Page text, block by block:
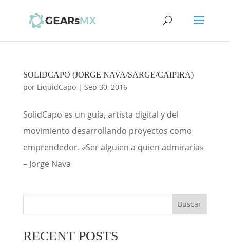
SOLIDCAPO (JORGE NAVA/SARGE/CAIPIRA)
por LiquidCapo| Sep 30, 2016
SolidCapo es un guía, artista digital y del
movimiento desarrollando proyectos como
emprendedor. «Ser alguien a quien admiraría»
– Jorge Nava
Buscar
RECENT POSTS